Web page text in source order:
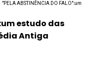
"PELA ABSTINÊNCIA DO FALO":um
estudo das
Antiga